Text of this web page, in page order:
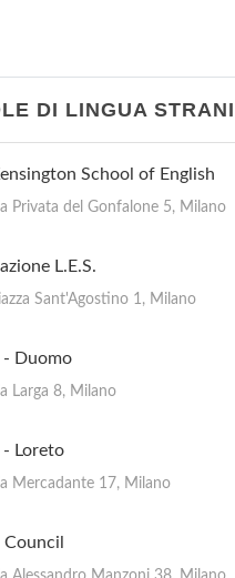
di Formazione Decorati
di Formazione Mincio
di Formazione Quarenghi
di Formazione San Giusto
DI LINGUA
School of English
Privata del Gonfalone 5, Milano
L.E.S.
Sant'Agostino 1, Milano
- Duomo
Larga 8, Milano
- Loreto
Mercadante 17, Milano